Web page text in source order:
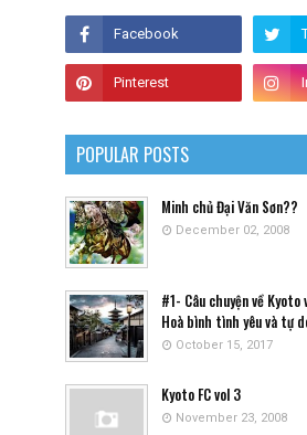
POPULAR POSTS
Minh chủ Đại Văn Sơn??
December 02, 2008
#1- Câu chuyện về
Hoà bình tình yêu và tự
October 15, 2017
Kyoto FC vol 3
November 23, 2008